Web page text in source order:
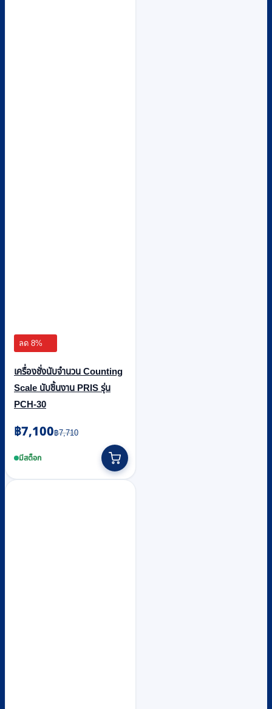
ลด 8%
เครื่องชั่งนับจำนวน Counting
Scale นับชิ้นงาน PRIS รุ่น
PCH-30
฿7,710
Original
price
was:
฿7,100
Current
price
is:มีสต็อก